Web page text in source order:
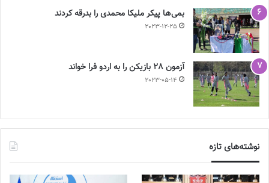
بمی‌ها پیکر ملیکا محمدی را بدرقه کردند
2023-12-25
آزمون 28 بازیکن را به اردو فرا خواند
2023-05-14
نوشته‌های تازه